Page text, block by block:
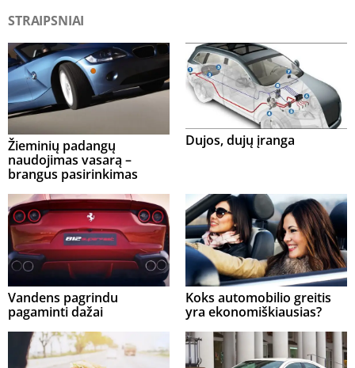
STRAIPSNIAI
Žieminių padangų
naudojimas vasarą –
brangus pasirinkimas
Dujos, dujų įranga
Vandens pagrindu
pagaminti dažai
Koks automobilio greitis
yra ekonomiškiausias?